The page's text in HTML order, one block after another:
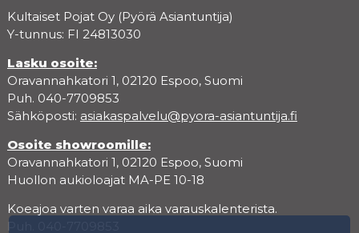
Kultaiset Pojat Oy (Pyörä Asiantuntija)
Y-tunnus: FI 24813030
Lasku osoite:
Oravannahkatori 1, 02120 Espoo, Suomi
Puh. 040-7709853
Sähköposti: asiakaspalvelu@pyora-asiantuntija.fi
Osoite showroomille:
Oravannahkatori 1, 02120 Espoo, Suomi
Huollon aukioloajat MA-PE 10-18
Koeajoa varten varaa aika varauskalenterista.